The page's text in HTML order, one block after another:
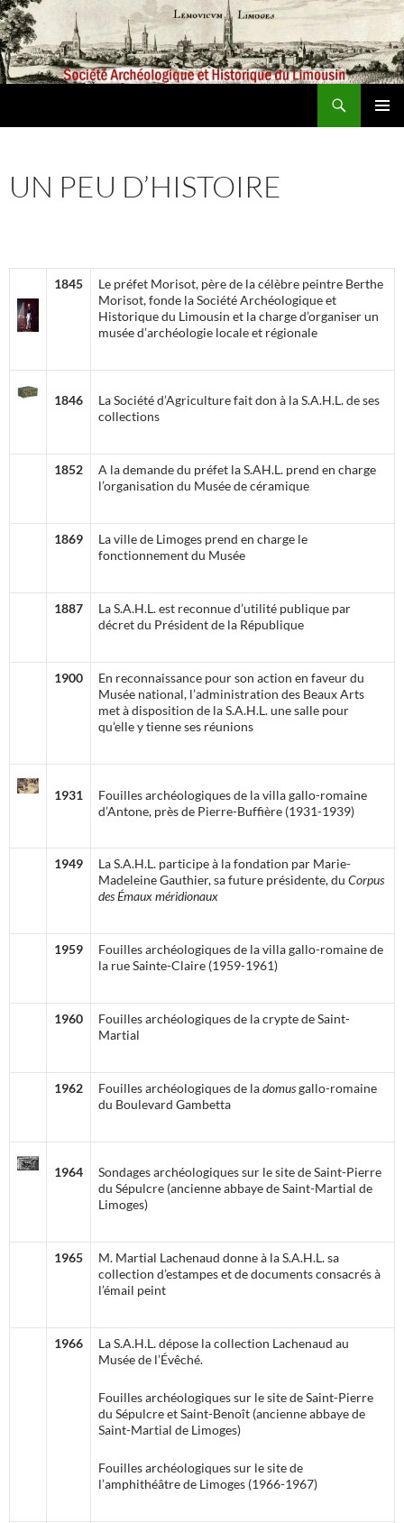
Aller
au
contenu
Société archéologique et historique du Limousin
UN PEU D’HISTOIRE
1845
Le préfet Morisot, père de la célèbre peintre Berthe
Morisot, fonde la Société Archéologique et
Historique du Limousin et la charge d’organiser un
musée d’archéologie locale et régionale
1846
La Société d’Agriculture fait don à la S.A.H.L. de ses
collections
1852
A la demande du préfet la S.AH.L. prend en charge
l’organisation du Musée de céramique
1869
La ville de Limoges prend en charge le
fonctionnement du Musée
1887
La S.A.H.L. est reconnue d’utilité publique par
décret du Président de la République
1900
En reconnaissance pour son action en faveur du
Musée national, l’administration des Beaux Arts
met à disposition de la S.A.H.L. une salle pour
qu’elle y tienne ses réunions
1931
Fouilles archéologiques de la villa gallo-romaine
d’Antone, près de Pierre-Buffière (1931-1939)
1949
La S.A.H.L. participe à la fondation par Marie-
Madeleine Gauthier, sa future présidente, du Corpus
des Émaux méridionaux
1959
Fouilles archéologiques de la villa gallo-romaine de
la rue Sainte-Claire (1959-1961)
1960
Fouilles archéologiques de la crypte de Saint-
Martial
1962 Fouilles archéologiques de ladomusgallo-romaine
du Boulevard Gambetta
1964
Sondages archéologiques sur le site de Saint-Pierre
du Sépulcre (ancienne abbaye de Saint-Martial de
Limoges)
1965
M. Martial Lachenaud donne à la S.A.H.L. sa
collection d’estampes et de documents consacrés à
l’émail peint
1966
La S.A.H.L. dépose la collection Lachenaud au
Musée de l’Évêché.
Fouilles archéologiques sur le site de Saint-Pierre
du Sépulcre et Saint-Benoît (ancienne abbaye de
Saint-Martial de Limoges)
Fouilles archéologiques sur le site de
l’amphithéâtre de Limoges (1966-1967)